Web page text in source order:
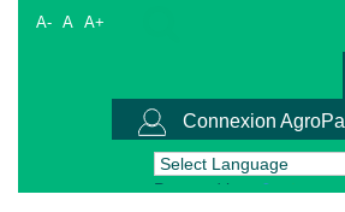
A- A A+
Connexion
Powered by